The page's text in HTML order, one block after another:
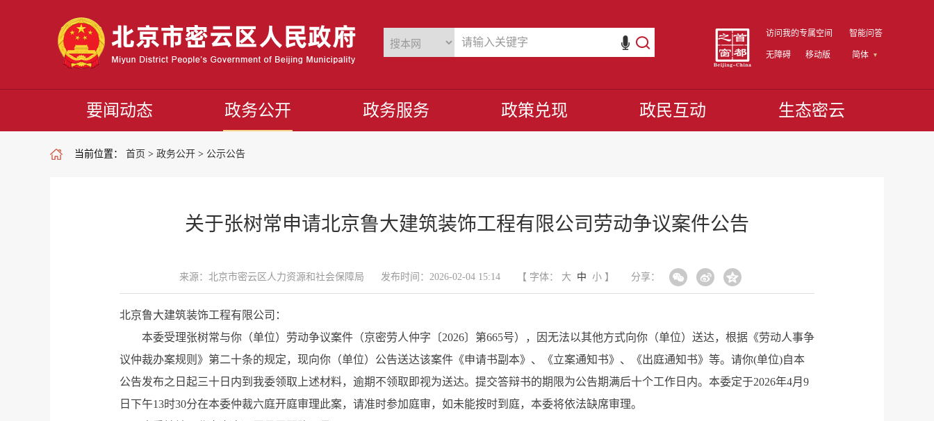
访问我的专属空间 智能问答
无障碍 移动版 简体
要闻动态 政务公开 政务服务 政策兑现 政民互动 生态密云
当前位置： 首页 > 政务公开 > 公示公告
关于张树常申请北京鲁大建筑装饰工程有限公司劳动争议案件公告
来源：北京市密云区人力资源和社会保障局 发布时间：2026-02-04 15:14 【 字体： 大 中 小】 分享：
北京鲁大建筑装饰工程有限公司：
本委受理张树常与你（单位）劳动争议案件（京密劳人仲字〔2026〕第665号），因无法以其他方式向你（单位）送达，根据《劳动人事争
议仲裁办案规则》第二十条的规定，现向你（单位）公告送达该案件《申请书副本》、《立案通知书》、《出庭通知书》等。请你(单位)自本
公告发布之日起三十日内到我委领取上述材料，逾期不领取即视为送达。提交答辩书的期限为公告期满后十个工作日内。本委定于2026年4月9
日下午13时30分在本委仲裁六庭开庭审理此案，请准时参加庭审，如未能按时到庭，本委将依法缺席审理。